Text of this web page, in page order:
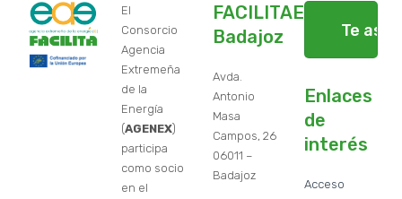
El
Consorcio
Agencia
Extremeña
de la
Energía
(AGENEX)
participa
como socio
en el
FACILITAEx
Badajoz
Avda.
Antonio
Masa
Campos, 26
06011 –
Badajoz
Te
Enlaces
de
interés
Acceso